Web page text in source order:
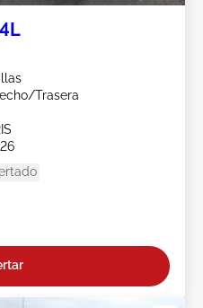
Trasera